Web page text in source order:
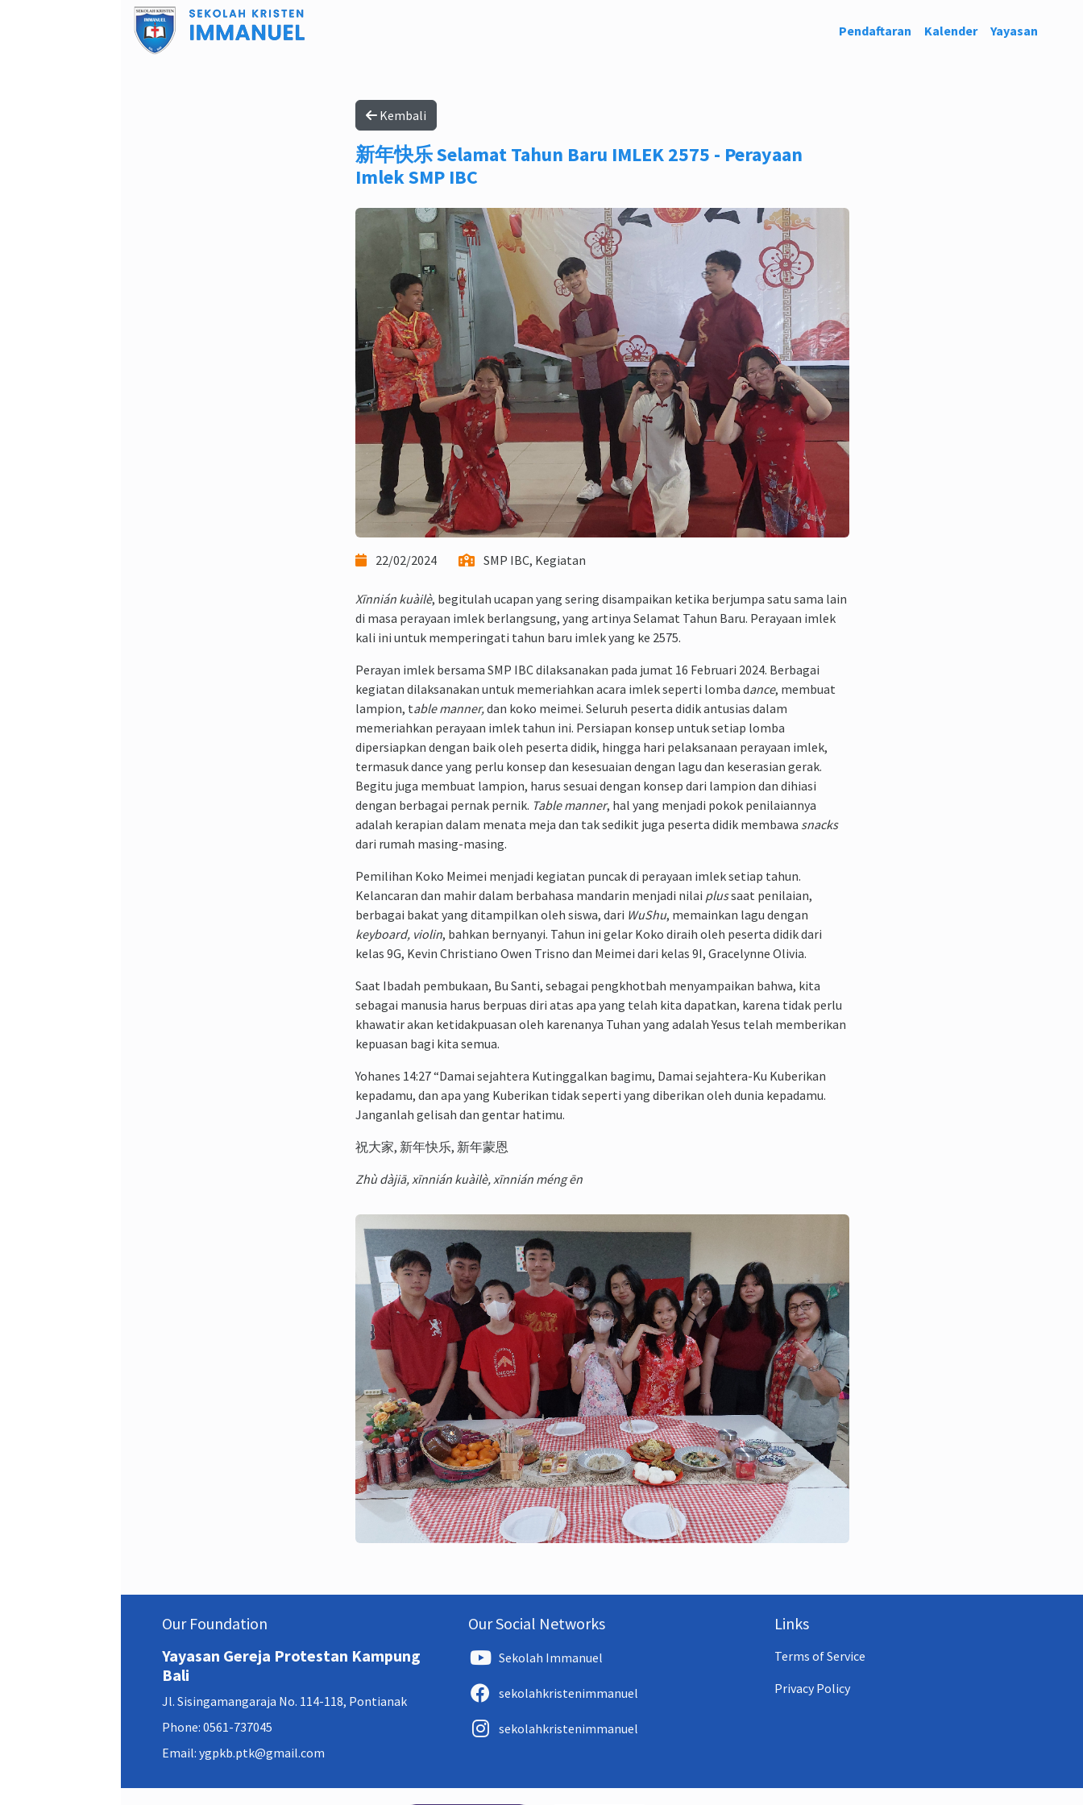
Pendaftaran Kalender Yayasan
Kembali
新年快乐 Selamat Tahun Baru IMLEK 2575 - Perayaan
Imlek SMP IBC
22/02/2024 SMP IBC, Kegiatan
Xīnnián kuàilè, begitulah ucapan yang sering disampaikan ketika berjumpa satu sama lain
di masa perayaan imlek berlangsung, yang artinya Selamat Tahun Baru. Perayaan imlek
kali ini untuk memperingati tahun baru imlek yang ke 2575.
Perayan imlek bersama SMP IBC dilaksanakan pada jumat 16 Februari 2024. Berbagai
kegiatan dilaksanakan untuk memeriahkan acara imlek seperti lomba dance, membuat
lampion, table manner,dan koko meimei. Seluruh peserta didik antusias dalam
memeriahkan perayaan imlek tahun ini. Persiapan konsep untuk setiap lomba
dipersiapkan dengan baik oleh peserta didik, hingga hari pelaksanaan perayaan imlek,
termasuk dance yang perlu konsep dan kesesuaian dengan lagu dan keserasian gerak.
Begitu juga membuat lampion, harus sesuai dengan konsep dari lampion dan dihiasi
dengan berbagai pernak pernik. Table manner, hal yang menjadi pokok penilaiannya
adalah kerapian dalam menata meja dan tak sedikit juga peserta didik membawa snacks
dari rumah masing-masing.
Pemilihan Koko Meimei menjadi kegiatan puncak di perayaan imlek setiap tahun.
Kelancaran dan mahir dalam berbahasa mandarin menjadi nilai plussaat penilaian,
berbagai bakat yang ditampilkan oleh siswa, dari WuShu, memainkan lagu dengan
keyboard, violin, bahkan bernyanyi. Tahun ini gelar Koko diraih oleh peserta didik dari
kelas 9G, Kevin Christiano Owen Trisno dan Meimei dari kelas 9I, Gracelynne Olivia.
Saat Ibadah pembukaan, Bu Santi, sebagai pengkhotbah menyampaikan bahwa, kita
sebagai manusia harus berpuas diri atas apa yang telah kita dapatkan, karena tidak perlu
khawatir akan ketidakpuasan oleh karenanya Tuhan yang adalah Yesus telah memberikan
kepuasan bagi kita semua.
Yohanes 14:27 “Damai sejahtera Kutinggalkan bagimu, Damai sejahtera-Ku Kuberikan
kepadamu, dan apa yang Kuberikan tidak seperti yang diberikan oleh dunia kepadamu.
Janganlah gelisah dan gentar hatimu.
祝大家, 新年快乐, 新年蒙恩
Zhù dàjiā, xīnnián kuàilè, xīnnián méng ēn
Our Foundation
Yayasan Gereja Protestan Kampung
Bali
Jl. Sisingamangaraja No. 114-118, Pontianak
Phone: 0561-737045
Email: ygpkb.ptk@gmail.com
Our Social Networks
Sekolah Immanuel
sekolahkristenimmanuel
sekolahkristenimmanuel
Links
Terms of Service
Privacy Policy